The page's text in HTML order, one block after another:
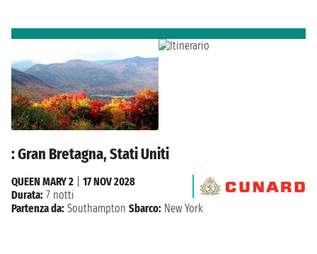
: Gran Bretagna, Stati Uniti
QUEEN MARY 2
17 NOV 2028
Durata: 7 notti
Partenza da: Southampton Sbarco: New York